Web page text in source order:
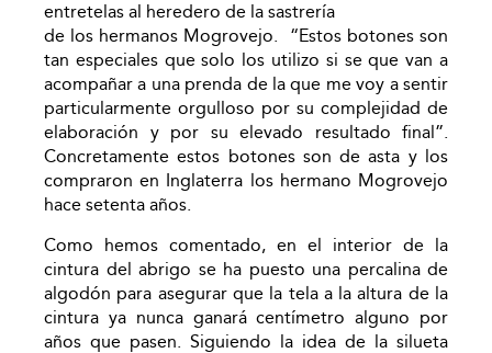
entretelas al heredero de la sastrería
de los hermanos Mogrovejo.
“Estos botones son
tan especiales que solo los utilizo si se que van a
acompañar a una prenda de la que me voy a sentir
particularmente orgulloso por su complejidad de
elaboración y por su elevado resultado final”.
Concretamente estos botones son de asta y los
compraron en Inglaterra los hermano Mogrovejo
hace setenta años.
Como hemos comentado, en el interior de la
cintura del abrigo se ha puesto una percalina de
algodón para asegurar que la tela a la altura de la
cintura ya nunca ganará centímetro alguno por
años que pasen. Siguiendo la idea de la silueta